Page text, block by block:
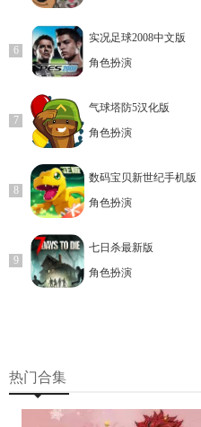
实况足球2008中文版
角色扮演
气球塔防5汉化版
角色扮演
数码宝贝新世纪手机版
角色扮演
七日杀最新版
角色扮演
热门合集